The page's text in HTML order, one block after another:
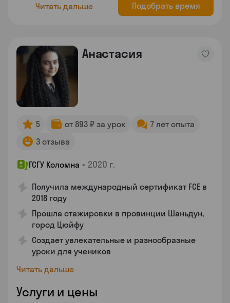
Читать дальше Подобрать время
Анастасия
5 от 893 ₽ за урок
7 лет опыта
3 отзыва
ГСГУ Коломна • 2020 г.
Получила международный сертификат FCE в
2018 году
Прошла стажировки в провинции Шаньдун,
город Цюйфу
Создает увлекательные и разнообразные
уроки для учеников
Читать дальше
Услуги и цены